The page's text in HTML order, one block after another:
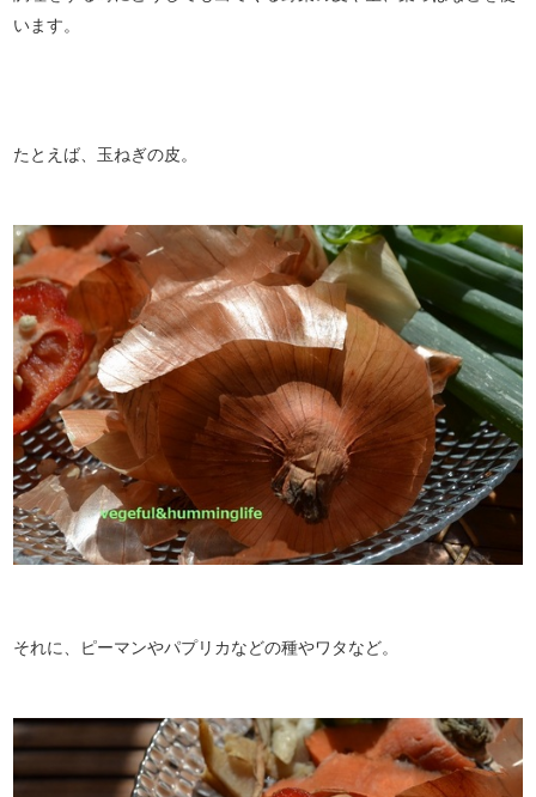
います。
たとえば、玉ねぎの皮。
それに、ピーマンやパプリカなどの種やワタなど。